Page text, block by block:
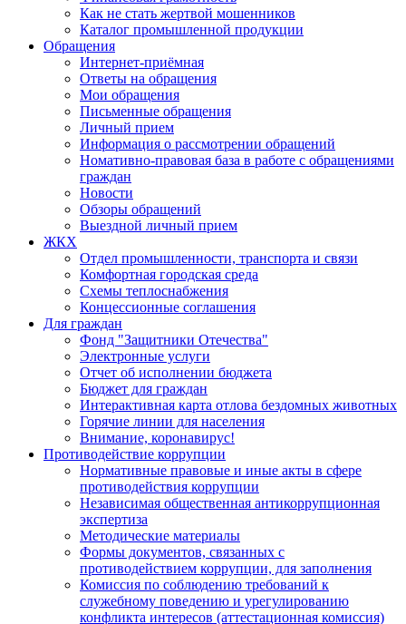
Как не стать жертвой мошенников
Каталог промышленной продукции
Обращения
Интернет-приёмная
Ответы на обращения
Мои обращения
Письменные обращения
Личный прием
Информация о рассмотрении обращений
Номативно-правовая база в работе с обращениями
граждан
Новости
Обзоры обращений
Выездной личный прием
ЖКХ
Отдел промышленности, транспорта и связи
Комфортная городская среда
Схемы теплоснабжения
Концессионные соглашения
Для граждан
Фонд "Защитники Отечества"
Электронные услуги
Отчет об исполнении бюджета
Бюджет для граждан
Интерактивная карта отлова бездомных животных
Горячие линии для населения
Внимание, коронавирус!
Противодействие коррупции
Нормативные правовые и иные акты в сфере
противодействия коррупции
Независимая общественная антикоррупционная
экспертиза
Методические материалы
Формы документов, связанных с
противодействием коррупции, для заполнения
Комиссия по соблюдению требований к
служебному поведению и урегулированию
конфликта интересов (аттестационная комиссия)